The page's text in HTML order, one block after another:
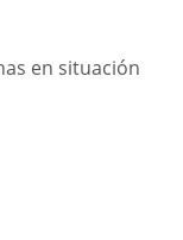
en situación